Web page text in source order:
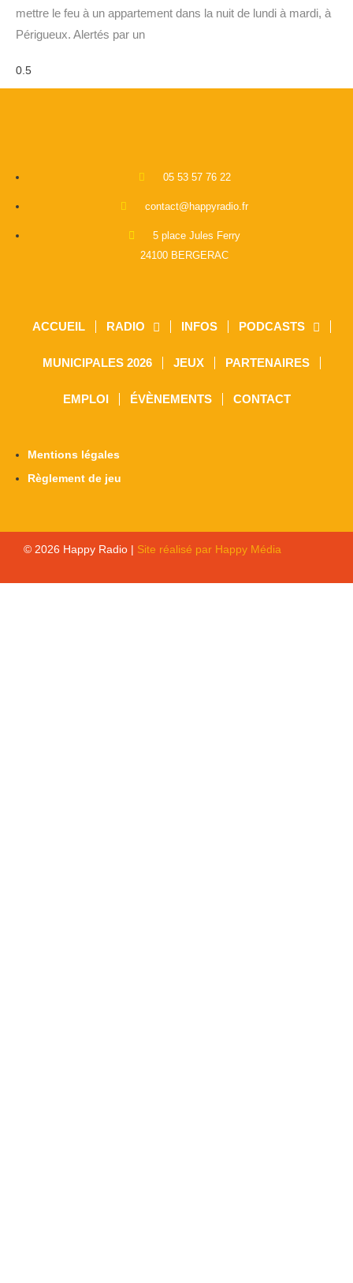
mettre le feu à un appartement dans la nuit de lundi à mardi, à
Périgueux. Alertés par un
05 53 57 76 22
contact@happyradio.fr
5 place Jules Ferry
24100 BERGERAC
ACCUEIL RADIO INFOS PODCASTS
MUNICIPALES 2026 JEUX PARTENAIRES
EMPLOI ÉVÈNEMENTS CONTACT
Mentions légales
Règlement de jeu
© 2026 Happy Radio | Site réalisé par Happy Média